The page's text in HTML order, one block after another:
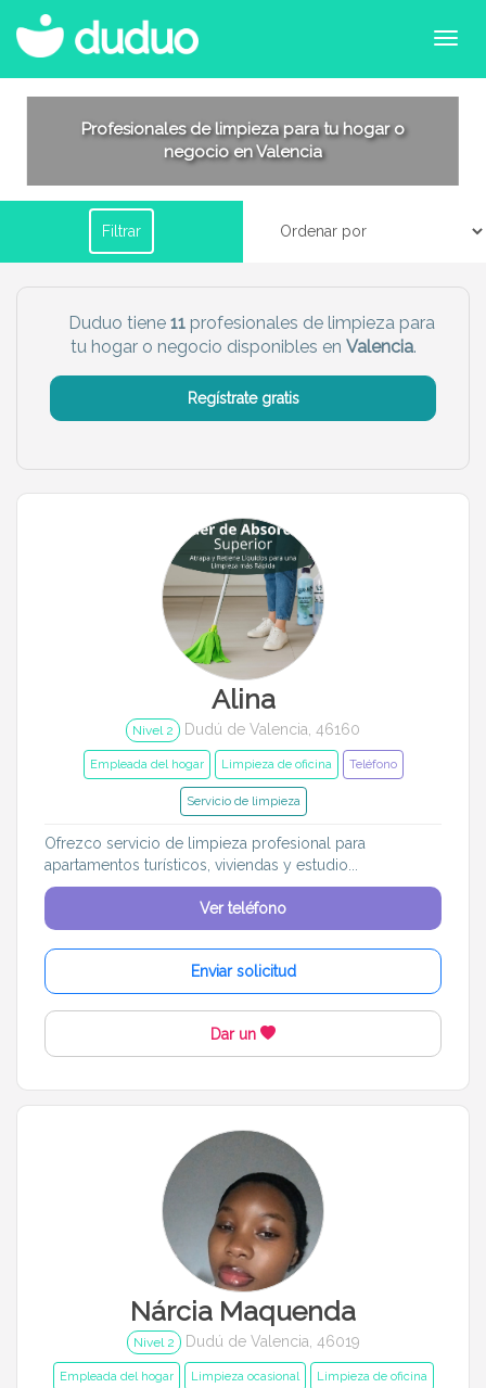
Profesionales de limpieza para tu hogar o
negocio en Valencia
Filtrar
Filtrar por horario
Chico Chica
Más servicio del dudú
Canguro Profesor
Entrenador Asistente
Empleada del hogar Limpieza ocasional
Limpieza de oficina
Limpieza de platos Limpieza general
Limpieza de cristales
Lavado de ropa Planchado
Idiomas del dudú
Cerrar Filtrar
Duduo tiene 11profesionales de limpieza para
tu hogar o negocio disponibles en Valencia.
Regístrate gratis
Alina
Nivel 2 Dudú de Valencia, 46160
Empleada del hogar Limpieza de oficina Teléfono
Servicio de limpieza
Ofrezco servicio de limpieza profesional para
apartamentos turísticos, viviendas y estudio...
Ver teléfono
Enviar solicitud
Dar un
Nárcia Maquenda
Nivel 2 Dudú de Valencia, 46019
Empleada del hogar Limpieza ocasional Limpieza de oficina